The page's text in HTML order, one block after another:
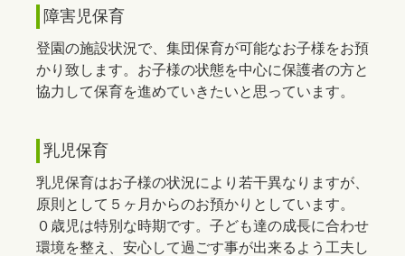
障害児保育
登園の施設状況で、集団保育が可能なお子様をお預
かり致します。お子様の状態を中心に保護者の方と
協力して保育を進めていきたいと思っています。
乳児保育
乳児保育はお子様の状況により若干異なりますが、
原則として５ヶ月からのお預かりとしています。
０歳児は特別な時期です。子ども達の成長に合わせ
環境を整え、安心して過ごす事が出来るよう工夫し